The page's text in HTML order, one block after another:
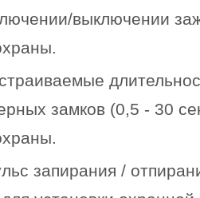
выключении
замков (0,5 - 30
запирания /